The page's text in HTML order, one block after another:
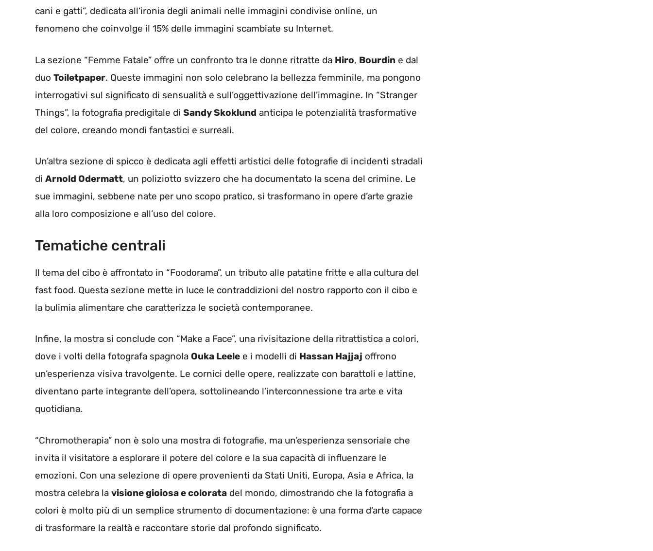
cani e gatti”, dedicata all’ironia degli animali nelle immagini condivise online, un
fenomeno che coinvolge il 15% delle immagini scambiate su Internet.
La sezione “Femme Fatale” offre un confronto tra le donne ritratte da Hiro, Bourdin e dal
duo Toiletpaper. Queste immagini non solo celebrano la bellezza femminile, ma pongono
interrogativi sul significato di sensualità e sull’oggettivazione dell’immagine. In “Stranger
Things”, la fotografia predigitale di Sandy Skoklund anticipa le potenzialità trasformative
del colore, creando mondi fantastici e surreali.
Un’altra sezione di spicco è dedicata agli effetti artistici delle fotografie di incidenti stradali
di Arnold Odermatt, un poliziotto svizzero che ha documentato la scena del crimine. Le
sue immagini, sebbene nate per uno scopo pratico, si trasformano in opere d’arte grazie
alla loro composizione e all’uso del colore.
Tematiche centrali
Il tema del cibo è affrontato in “Foodorama”, un tributo alle patatine fritte e alla cultura del
fast food. Questa sezione mette in luce le contraddizioni del nostro rapporto con il cibo e
la bulimia alimentare che caratterizza le società contemporanee.
Infine, la mostra si conclude con “Make a Face”, una rivisitazione della ritrattistica a colori,
dove i volti della fotografa spagnola Ouka Leele e i modelli di Hassan Hajjaj offrono
un’esperienza visiva travolgente. Le cornici delle opere, realizzate con barattoli e lattine,
diventano parte integrante dell’opera, sottolineando l’interconnessione tra arte e vita
quotidiana.
“Chromotherapia” non è solo una mostra di fotografie, ma un’esperienza sensoriale che
invita il visitatore a esplorare il potere del colore e la sua capacità di influenzare le
emozioni. Con una selezione di opere provenienti da Stati Uniti, Europa, Asia e Africa, la
mostra celebra la visione gioiosa e colorata del mondo, dimostrando che la fotografia a
colori è molto più di un semplice strumento di documentazione: è una forma d’arte capace
di trasformare la realtà e raccontare storie dal profondo significato.